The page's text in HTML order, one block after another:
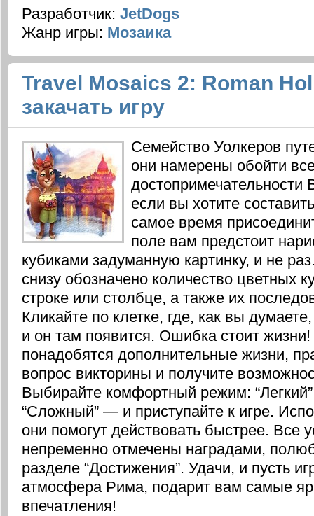
Разработчик: JetDogs
Жанр игры: Мозаика
Travel Mosaics 2: Roman
закачать игру
Семейство Уолкеров
они намерены обойти
достопримечательности
если вы хотите
самое время
поле вам предстоит
кубиками задуманную картинку, и не
снизу обозначено количество цветных
строке или столбце, а также их
Кликайте по клетке, где, как вы
и он там появится. Ошибка стоит
понадобятся дополнительные жизни,
вопрос викторины и получите
Выбирайте комфортный режим:
“Сложный” — и приступайте к игре.
они помогут действовать быстрее. Все
непременно отмечены наградами,
разделе “Достижения”. Удачи, и пусть
атмосфера Рима, подарит вам самые
впечатления!